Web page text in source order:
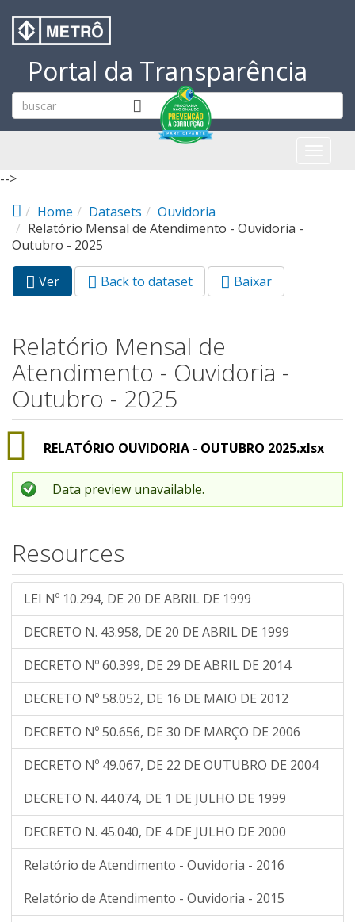
Portal da Transparência
-->
Home
Datasets
Ouvidoria
Relatório Mensal de Atendimento - Ouvidoria -
Outubro - 2025
Abas primárias
Ver
ativa)
Back to dataset Baixar
Relatório Mensal de
Atendimento - Ouvidoria -
Outubro - 2025
RELATÓRIO OUVIDORIA - OUTUBRO 2025.xlsx
Data preview unavailable.
Resources
LEI Nº 10.294, DE 20 DE ABRIL DE 1999
DECRETO N. 43.958, DE 20 DE ABRIL DE 1999
DECRETO Nº 60.399, DE 29 DE ABRIL DE 2014
DECRETO Nº 58.052, DE 16 DE MAIO DE 2012
DECRETO Nº 50.656, DE 30 DE MARÇO DE 2006
DECRETO Nº 49.067, DE 22 DE OUTUBRO DE 2004
DECRETO N. 44.074, DE 1 DE JULHO DE 1999
DECRETO N. 45.040, DE 4 DE JULHO DE 2000
Relatório de Atendimento - Ouvidoria - 2016
Relatório de Atendimento - Ouvidoria - 2015